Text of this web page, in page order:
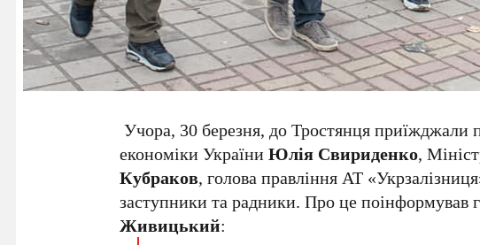
Учора, 30 березня, до Тростянця приїжджали
економіки УкраїниЮлія Свириденко,
Кубраков, голова правління АТ
заступники та радники. Про це
Живицький: